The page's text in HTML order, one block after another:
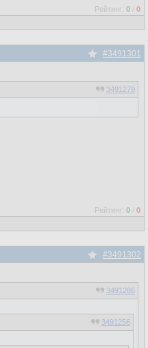
Рейтинг: 0 / 0
#3491301
3491279
Рейтинг: 0 / 0
#3491302
3491286
3491256